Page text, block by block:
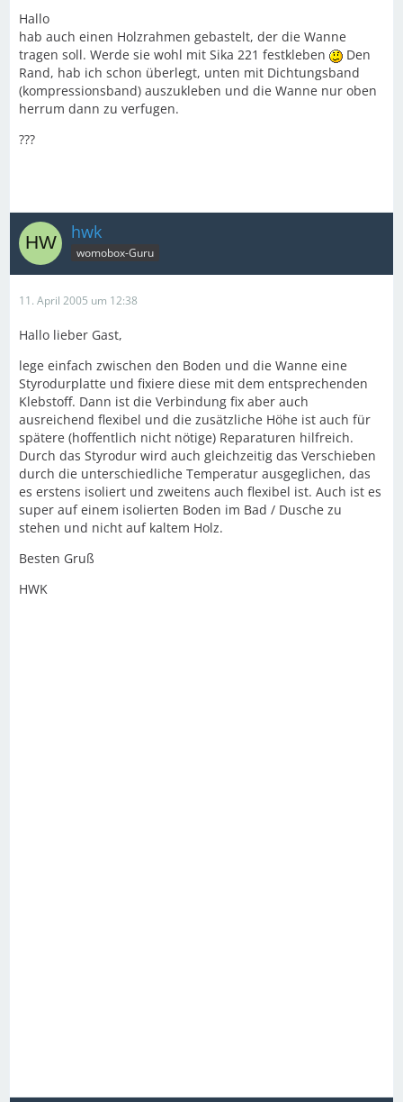
Hallo
hab auch einen Holzrahmen gebastelt, der die Wanne
tragen soll. Werde sie wohl mit Sika 221 festkleben
Den
Rand, hab ich schon überlegt, unten mit Dichtungsband
(kompressionsband) auszukleben und die Wanne nur oben
herrum dann zu verfugen.
???
hwk
womobox-Guru
11. April 2005 um 12:38
Hallo lieber Gast,
lege einfach zwischen den Boden und die Wanne eine
Styrodurplatte und fixiere diese mit dem entsprechenden
Klebstoff. Dann ist die Verbindung fix aber auch
ausreichend flexibel und die zusätzliche Höhe ist auch für
spätere (hoffentlich nicht nötige) Reparaturen hilfreich.
Durch das Styrodur wird auch gleichzeitig das Verschieben
durch die unterschiedliche Temperatur ausgeglichen, das
es erstens isoliert und zweitens auch flexibel ist. Auch ist es
super auf einem isolierten Boden im Bad / Dusche zu
stehen und nicht auf kaltem Holz.
Besten Gruß
HWK